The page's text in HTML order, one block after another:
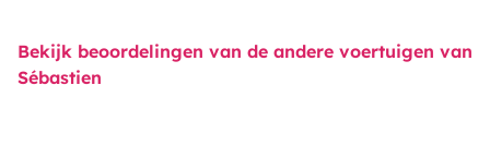
Bekijk beoordelingen van de andere voertuigen van
Sébastien